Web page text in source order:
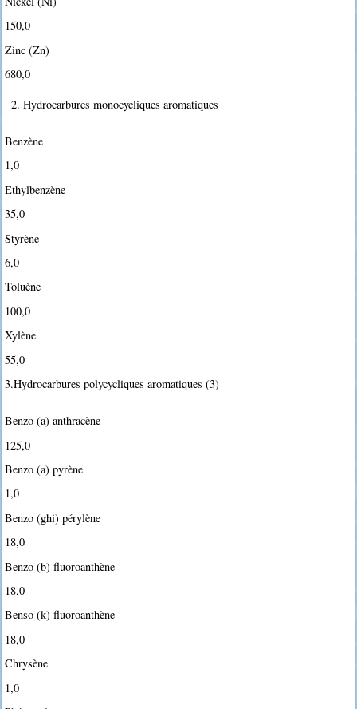
150,0
Zinc (Zn)
680,0
2. Hydrocarbures monocycliques aromatiques
Benzène
1,0
Ethylbenzène
35,0
Styrène
6,0
Toluène
100,0
Xylène
55,0
3.Hydrocarbures polycycliques aromatiques (3)
Benzo (a) anthracène
125,0
Benzo (a) pyrène
1,0
Benzo (ghi) pérylène
18,0
Benzo (b) fluoroanthène
18,0
Benso (k) fluoroanthène
18,0
Chrysène
1,0